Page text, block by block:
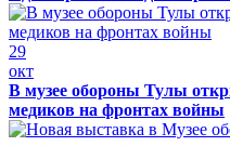
29
окт
В музее обороны Тулы
медиков на фронтах войны